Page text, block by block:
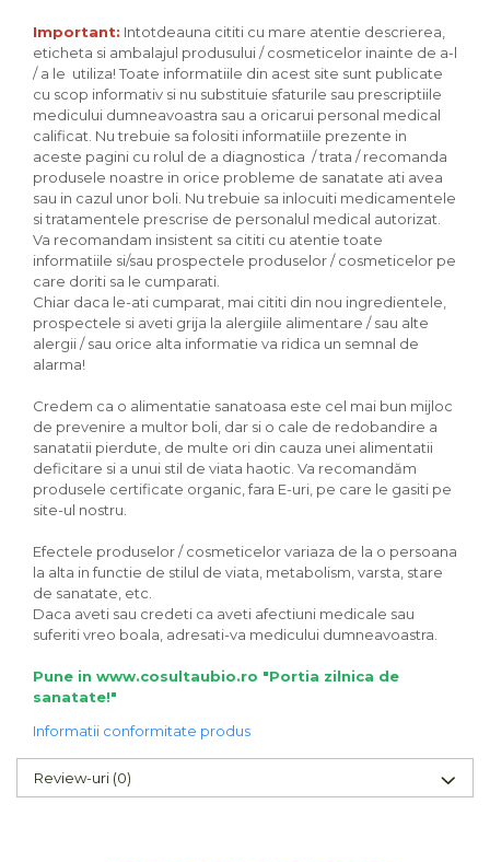
Important: Intotdeauna cititi cu mare atentie descrierea,
eticheta si ambalajul produsului / cosmeticelor inainte de a-l
/ a le utiliza! Toate informatiile din acest site sunt publicate
cu scop informativ si nu substituie sfaturile sau prescriptiile
medicului dumneavoastra sau a oricarui personal medical
calificat. Nu trebuie sa folositi informatiile prezente in
aceste pagini cu rolul de a diagnostica / trata / recomanda
produsele noastre in orice probleme de sanatate ati avea
sau in cazul unor boli. Nu trebuie sa inlocuiti medicamentele
si tratamentele prescrise de personalul medical autorizat.
Va recomandam insistent sa cititi cu atentie toate
informatiile si/sau prospectele produselor / cosmeticelor pe
care doriti sa le cumparati.
Chiar daca le-ati cumparat, mai cititi din nou ingredientele,
prospectele si aveti grija la alergiile alimentare / sau alte
alergii / sau orice alta informatie va ridica un semnal de
alarma!
Credem ca o alimentatie sanatoasa este cel mai bun mijloc
de prevenire a multor boli, dar si o cale de redobandire a
sanatatii pierdute, de multe ori din cauza unei alimentatii
deficitare si a unui stil de viata haotic. Va recomandăm
produsele certificate organic, fara E-uri, pe care le gasiti pe
site-ul nostru.
Efectele produselor / cosmeticelor variaza de la o persoana
la alta in functie de stilul de viata, metabolism, varsta, stare
de sanatate, etc.
Daca aveti sau credeti ca aveti afectiuni medicale sau
suferiti vreo boala, adresati-va medicului dumneavoastra.
Pune in www.cosultaubio.ro "Portia zilnica de
sanatate!"
Informatii conformitate produs
Review-uri (0)